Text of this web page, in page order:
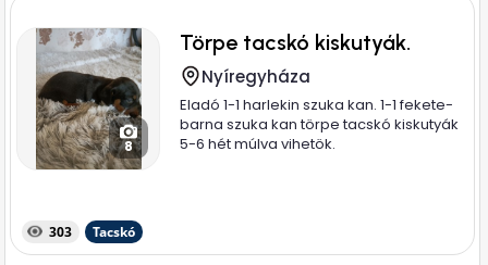
8
Törpe tacskó kiskutyák.
Nyíregyháza
Eladó 1-1 harlekin szuka kan. 1-1 fekete-
barna szuka kan törpe tacskó kiskutyák
5-6 hét múlva vihetök.
303 Tacskó